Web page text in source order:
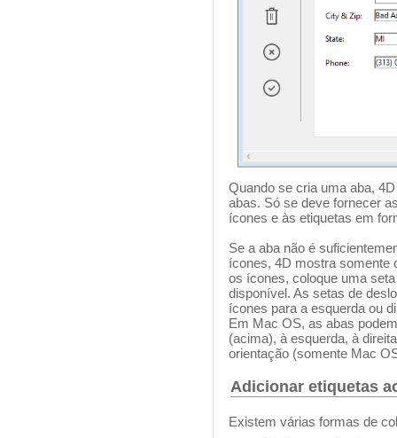
Quando se cria uma aba,
abas. Só se deve fornecer
ícones e às etiquetas em
Se a aba não é
ícones, 4D mostra somente
os ícones, coloque uma
disponível. As setas de
ícones para a esquerda ou
Em Mac OS, as abas
(acima), à esquerda, à
orientação (somente Mac
Adicionar etiquetas
Existem várias formas de